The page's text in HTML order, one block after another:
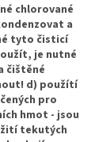
chlorované
a
tyto čisticí
je nutné
čištěné
d) použítí
pro
hmot - jsou
tekutých